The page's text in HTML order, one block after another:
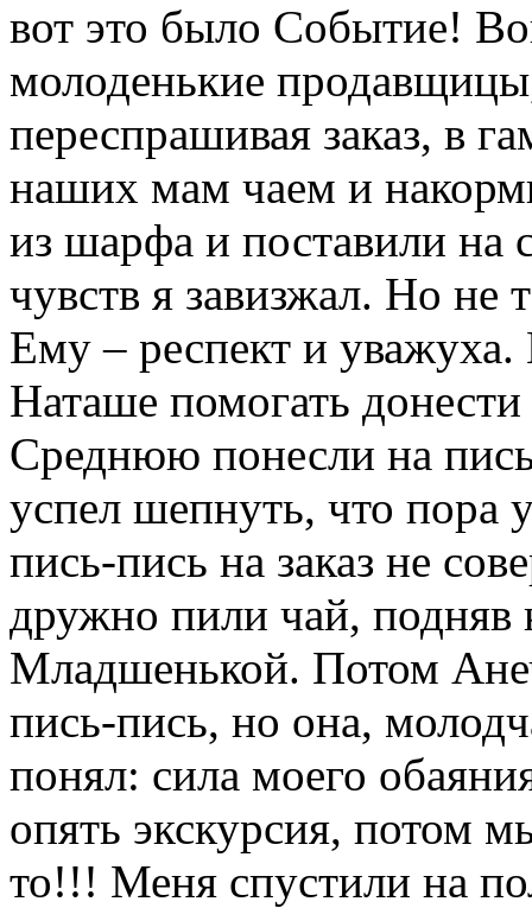
вот это было Событие!
молоденькие
переспрашивая заказ, в
наших мам чаем и
из шарфа и поставили на
чувств я завизжал. Но не
Ему – респект и
Наташе помогать донести
Среднюю понесли на
успел шепнуть, что пора
пись-пись на заказ не
дружно пили чай, подняв
Младшенькой. Потом
пись-пись, но она,
понял: сила моего
опять экскурсия, потом
то!!! Меня спустили на